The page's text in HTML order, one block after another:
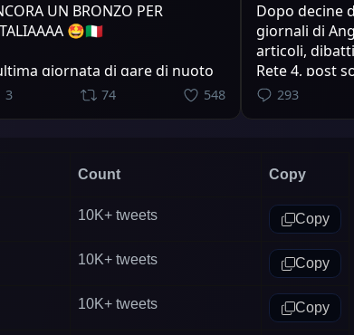
UN BRONZO PER
🤩🇮🇹
giornata di gare di nuoto
a Parigi regala un altro
agli Europei . Andina,
t.co/Qij3fHAS4X
3 74 548
Dopo decine
giornali di
articoli,
Rete 4, post
pagine di
Covid.
Dopo aver
https://t.co/
293
Count Copy
10K+ tweets Copy
10K+ tweets Copy
10K+ tweets Copy